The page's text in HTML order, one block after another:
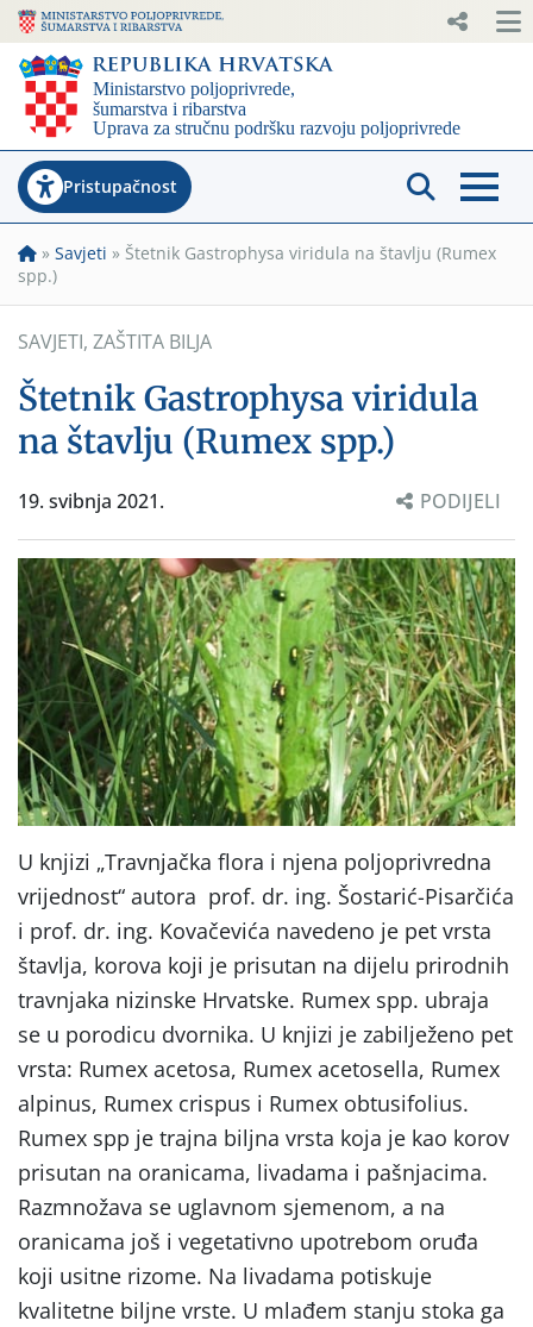
Pristupačnost
» Savjeti » Štetnik Gastrophysa viridula na štavlju (Rumex
spp.)
SAVJETI, ZAŠTITA BILJA
Štetnik Gastrophysa viridula
na štavlju (Rumex spp.)
19. svibnja 2021. PODIJELI
U knjizi „Travnjačka flora i njena poljoprivredna
vrijednost“ autora prof. dr. ing. Šostarić-Pisarčića
i prof. dr. ing. Kovačevića navedeno je pet vrsta
štavlja, korova koji je prisutan na dijelu prirodnih
travnjaka nizinske Hrvatske. Rumex spp. ubraja
se u porodicu dvornika. U knjizi je zabilježeno pet
vrsta: Rumex acetosa, Rumex acetosella, Rumex
alpinus, Rumex crispus i Rumex obtusifolius.
Rumex spp je trajna biljna vrsta koja je kao korov
prisutan na oranicama, livadama i pašnjacima.
Razmnožava se uglavnom sjemenom, a na
oranicama još i vegetativno upotrebom oruđa
koji usitne rizome. Na livadama potiskuje
kvalitetne biljne vrste. U mlađem stanju stoka ga